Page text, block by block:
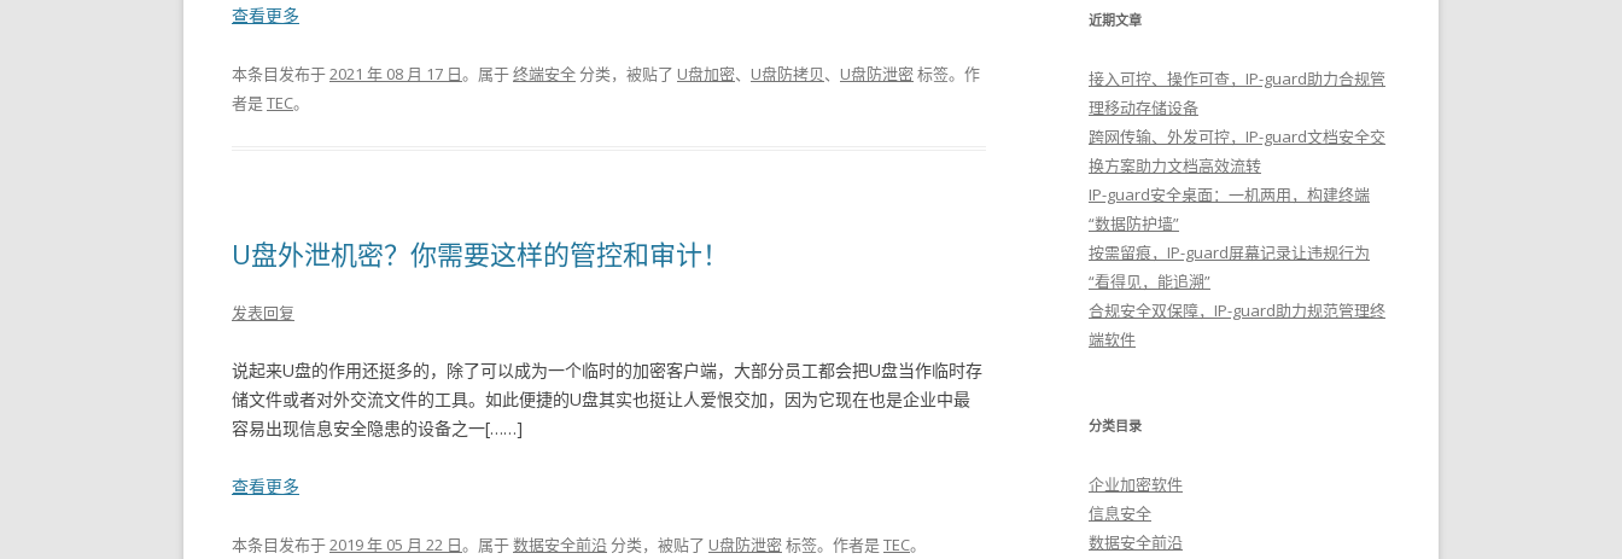
查看更多
本条目发布于2021 年 08 月 17 日。属于终端安全分类，被贴了 U盘加密、 U盘防拷贝、 U盘防泄密标签。 作
者是TEC。
U盘外泄机密？你需要这样的管控和审计！
发表回复
说起来U盘的作用还挺多的，除了可以成为一个临时的加密客户端，大部分员工都会把U盘当作临时存
储文件或者对外交流文件的工具。如此便捷的U盘其实也挺让人爱恨交加，因为它现在也是企业中最
容易出现信息安全隐患的设备之一[……]
查看更多
本条目发布于2019 年 05 月 22 日。属于数据安全前沿分类，被贴了 U盘防泄密标签。 作者是TEC。
近期文章
接入可控、操作可查，IP-guard助力合规管
理移动存储设备
跨网传输、外发可控，IP-guard文档安全交
换方案助力文档高效流转
IP-guard安全桌面：一机两用，构建终端
“数据防护墙”
按需留痕，IP-guard屏幕记录让违规行为
“看得见，能追溯”
合规安全双保障，IP-guard助力规范管理终
端软件
分类目录
企业加密软件
信息安全
数据安全前沿